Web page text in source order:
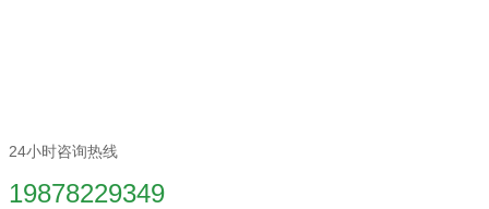
24小时咨询热线
19878229349